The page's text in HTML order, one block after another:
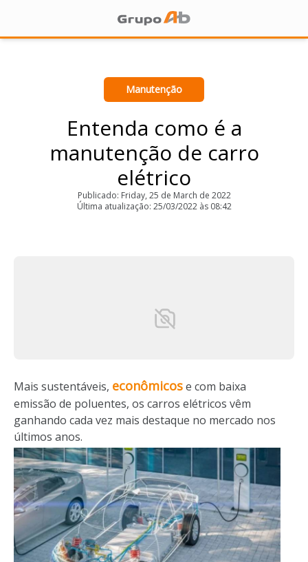
Manutenção
Entenda como é a
manutenção de carro
elétrico
Publicado: Friday, 25 de March de 2022
Última atualização: 25/03/2022 às 08:42
Mais sustentáveis, econômicose com baixa
emissão de poluentes, os carros elétricos vêm
ganhando cada vez mais destaque no mercado nos
últimos anos.